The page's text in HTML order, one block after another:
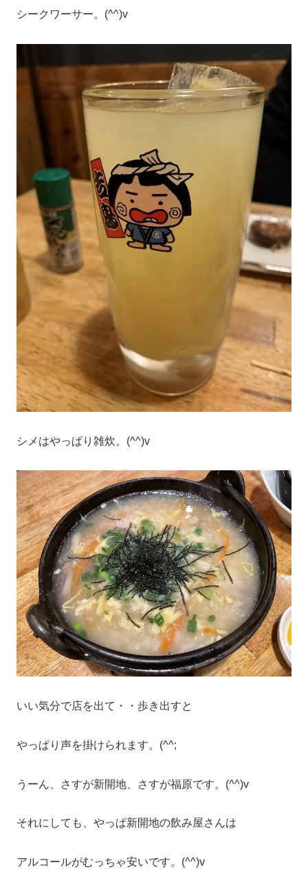
シークワーサー。(^^)v
シメはやっぱり雑炊。(^^)v
いい気分で店を出て・・歩き出すと
やっぱり声を掛けられます。(^^;
うーん、さすが新開地、さすが福原です。(^^)v
それにしても、やっぱ新開地の飲み屋さんは
アルコールがむっちゃ安いです。(^^)v